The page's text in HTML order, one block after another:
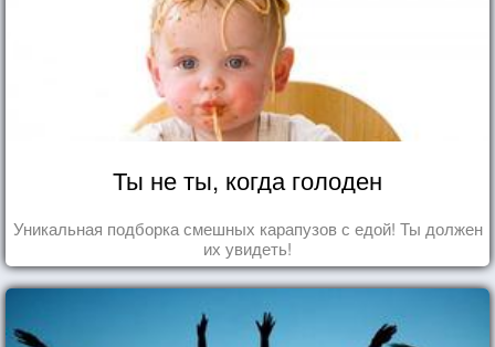
Ты не ты, когда голоден
Уникальная подборка смешных карапузов с едой! Ты должен
их увидеть!